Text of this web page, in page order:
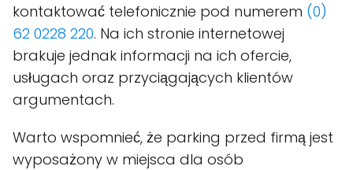
kontaktować telefonicznie pod numerem (0)
62 0228 220. Na ich stronie internetowej
brakuje jednak informacji na ich ofercie,
usługach oraz przyciągających klientów
argumentach.
Warto wspomnieć, że parking przed firmą jest
wyposażony w miejsca dla osób